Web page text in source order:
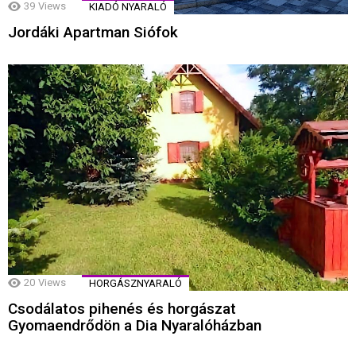
39 Views KIADÓ NYARALÓ
Jordáki Apartman Siófok
20 Views HORGÁSZNYARALÓ
Csodálatos pihenés és horgászat
Gyomaendrődön a Dia Nyaralóházban